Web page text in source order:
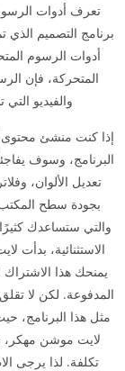
تعرف أدوات
برنامج التصميم الذي
أدوات الرسوم
المتحركة، فإن
والفيديو
إذا كنت منشئ محتوى
البرنامج، وسوف
تعديل الألوان،
بجودة سطح
والتي ستساعدك
يمنحك هذا الاشتراك
المدفوعة. لكن لا
مثل هذا البرنامج،
لايت موشن مهكر،
تكلفة. لذا يرجى